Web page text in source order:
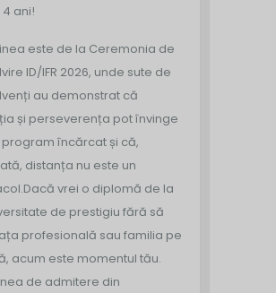
4 ani!
este de la Ceremonia de
ID/IFR 2026, unde sute de
au demonstrat că
și perseverența pot învinge
încărcat și că,
distanța nu este un
Dacă vrei o diplomă de la
de prestigiu fără să
profesională sau familia pe
acum este momentul tău.
de admitere din